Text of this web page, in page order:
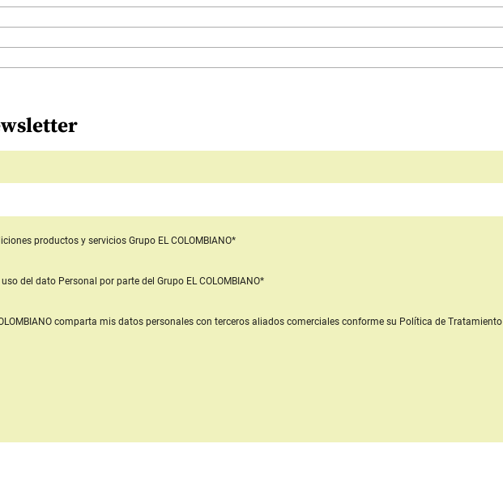
productos y servicios Grupo EL COLOMBIANO*
del dato Personal por parte del Grupo EL COLOMBIANO*
comparta mis datos personales con terceros aliados comercialesconforme su Política de Tratamiento